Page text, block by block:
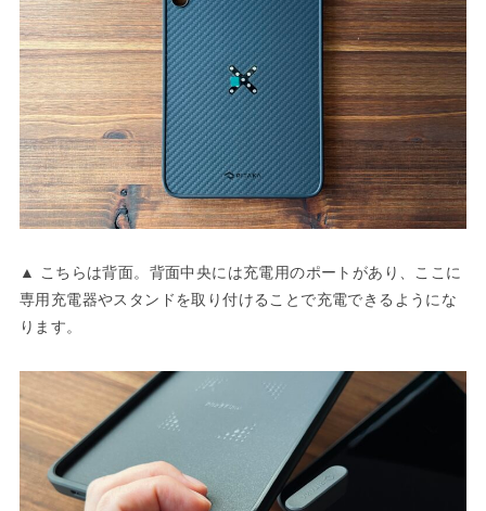
▲ こちらは背面。背面中央には充電用のポートがあり、ここに
専用充電器やスタンドを取り付けることで充電できるようにな
ります。